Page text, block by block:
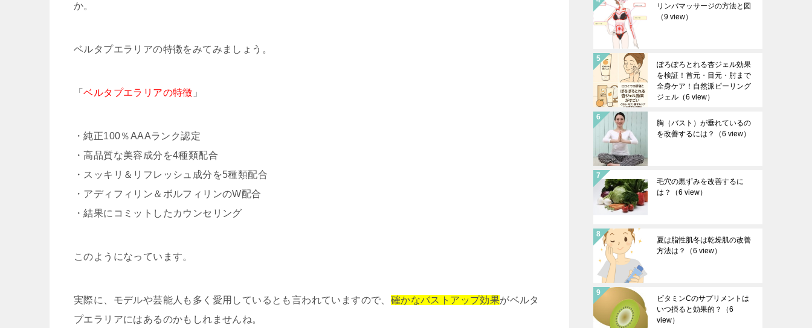
か。
ベルタプエラリアの特徴をみてみましょう。
「ベルタプエラリアの特徴 」
・純正100％AAAランク認定
・高品質な美容成分を4種類配合
・スッキリ＆リフレッシュ成分を5種類配合
・アディフィリン＆ボルフィリンのW配合
・結果にコミットしたカウンセリング
このようになっています。
実際に、モデルや芸能人も多く愛用しているとも言われていますので、 確かなバストアップ効果がベルタ
プエラリアにはあるのかもしれませんね。
リンパマッサージの方法と図
（9 view）
ぽろぽろとれる杏ジェル効果
を検証！首元・目元・肘まで
全身ケア！自然派ピーリング
ジェル （6 view）
胸（バスト）が垂れているの
を改善するには？
（6 view）
毛穴の黒ずみを改善するに
は？
（6 view）
夏は脂性肌冬は乾燥肌の改善
方法は？
（6 view）
ビタミンCのサプリメントは
いつ摂ると効果的？
（6
view）